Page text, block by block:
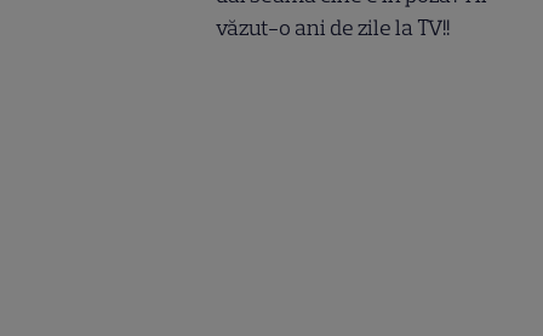
văzut-o ani de zile la TV!!